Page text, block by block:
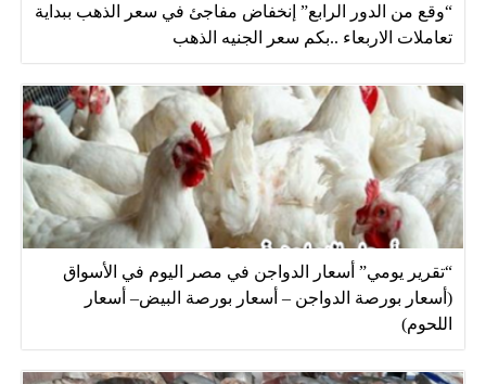
“وقع من الدور الرابع” إنخفاض مفاجئ في سعر الذهب ببداية
تعاملات الاربعاء ..بكم سعر الجنيه الذهب
“تقرير يومي” أسعار الدواجن في مصر اليوم في الأسواق
(أسعار بورصة الدواجن – أسعار بورصة البيض– أسعار
اللحوم)